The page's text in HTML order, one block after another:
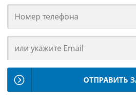
ОТПРАВИТЬ